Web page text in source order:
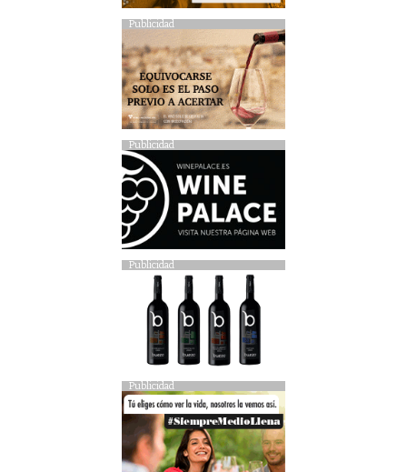
Publicidad
Publicidad
Publicidad
Publicidad